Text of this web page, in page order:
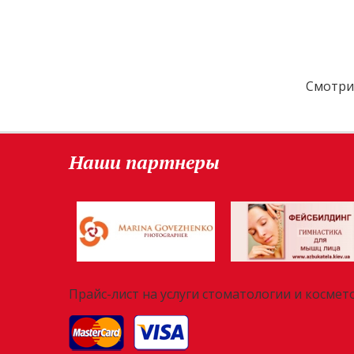
Наши партнеры
Прайс-лист на услуги стоматологии и